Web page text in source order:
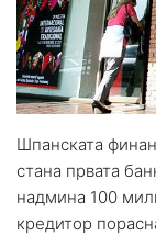
Шпанската
стана првата
надмина 100
кредитор